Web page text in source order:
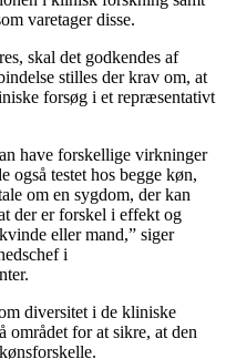
varetager disse.
skal det godkendes af
stilles der krav om, at
forsøg i et repræsentativt
have forskellige virkninger
testet hos begge køn,
om en sygdom, der kan
der er forskel i effekt og
eller mand,” siger
i
diversitet i de kliniske
området for at sikre, at den